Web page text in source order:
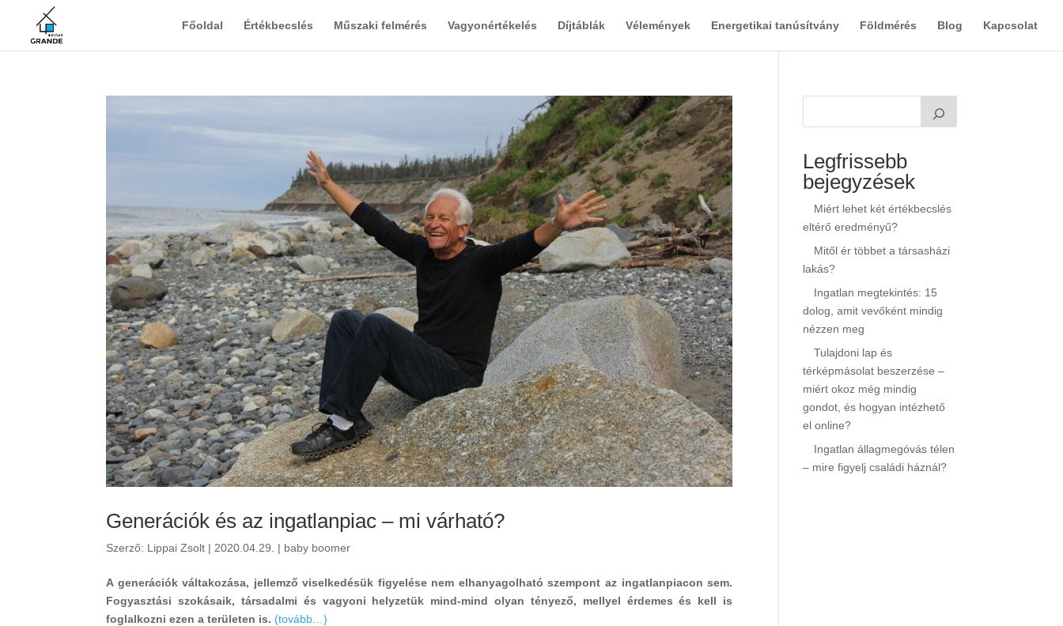
Főoldal Értékbecslés Műszaki felmérés Vagyonértékelés Díjtáblák Vélemények Energetikai tanúsítvány Földmérés Blog Kapcsolat
Generációk és az ingatlanpiac – mi várható?
Szerző: Lippai Zsolt | 2020.04.29. | baby boomer
A generációk váltakozása, jellemző viselkedésük figyelése nem elhanyagolható szempont az ingatlanpiacon sem.
Fogyasztási szokásaik, társadalmi és vagyoni helyzetük mind-mind olyan tényező, mellyel érdemes és kell is
foglalkozni ezen a területen is. (tovább…)
Legfrissebb
bejegyzések
Miért lehet két értékbecslés
eltérő eredményű?
Mitől ér többet a társasházi
lakás?
Ingatlan megtekintés: 15
dolog, amit vevőként mindig
nézzen meg
Tulajdoni lap és
térképmásolat beszerzése –
miért okoz még mindig
gondot, és hogyan intézhető
el online?
Ingatlan állagmegóvás télen
– mire figyelj családi háznál?